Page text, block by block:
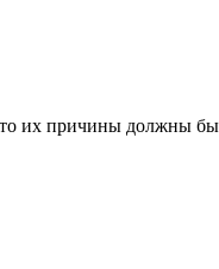
их причины должны